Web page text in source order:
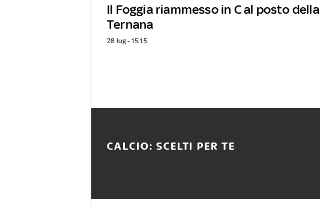
Il Foggia riammesso in C al posto della
Ternana
28 lug - 15:15
CALCIO: SCELTI PER TE